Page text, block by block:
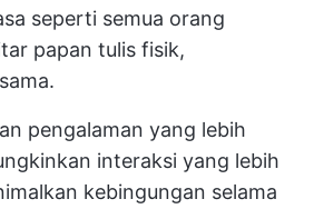
seperti semua orang
papan tulis fisik,
pengalaman yang lebih
interaksi yang lebih
kebingungan selama